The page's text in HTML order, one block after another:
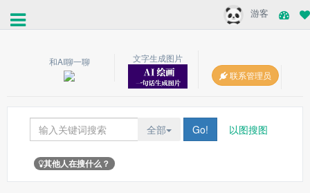
游客
和AI聊一聊
文字生成图片
联系管理员
全部 Go! 以图搜图
其他人在搜什么？